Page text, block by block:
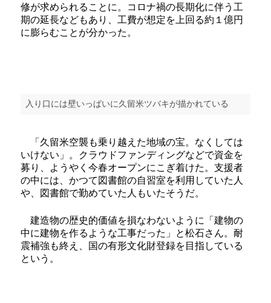
修が求められることに。コロナ禍の長期化に伴う工
期の延長などもあり、工費が想定を上回る約１億円
に膨らむことが分かった。
入り口には壁いっぱいに久留米ツバキが描かれている
「久留米空襲も乗り越えた地域の宝。なくしては
いけない」。クラウドファンディングなどで資金を
募り、ようやく今春オープンにこぎ着けた。支援者
の中には、かつて図書館の自習室を利用していた人
や、図書館で勤めていた人もいたそうだ。
建造物の歴史的価値を損なわないように「建物の
中に建物を作るような工事だった」と松石さん。耐
震補強も終え、国の有形文化財登録を目指している
という。